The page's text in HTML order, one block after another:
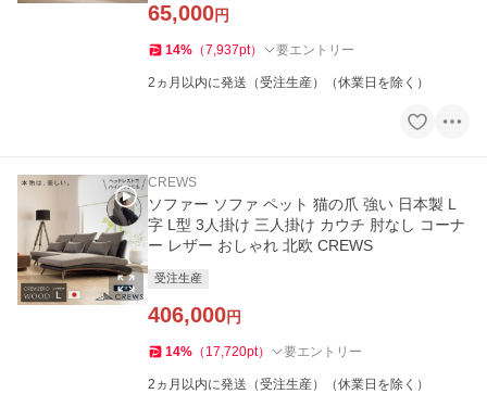
65,000円
14% （7,937pt） 要エントリー
2ヵ月以内に発送（受注生産）（休業日を除く）
CREWS
ソファー ソファ ペット 猫の爪 強い 日本製 L
字 L型 3人掛け 三人掛け カウチ 肘なし コーナ
ー レザー おしゃれ 北欧 CREWS
受注生産
406,000円
14% （ 17,720pt） 要エントリー
2ヵ月以内に発送（受注生産）（休業日を除く）